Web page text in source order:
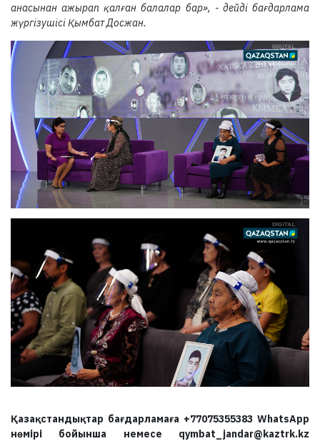
анасынан ажырап қалған балалар бар», - дейді бағдарлама
жүргізушісі Қымбат Досжан.
Қазақстандықтар бағдарламаға +77075355383 WhatsApp
нөмірі бойынша немесе qymbat_jandar@kaztrk.kz